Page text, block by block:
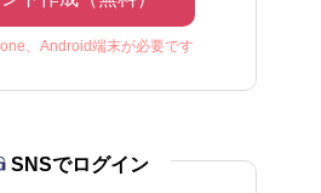
、Android端末が必要です
SNSでログイン